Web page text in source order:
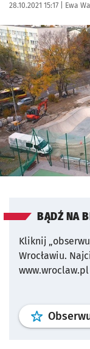
Data publikacji:
28.10.2021 15:17 | Autor:
Ewa
Kliknij, aby
BĄDŹ NA
Kliknij
Wrocławiu.
www.wroclaw.pl